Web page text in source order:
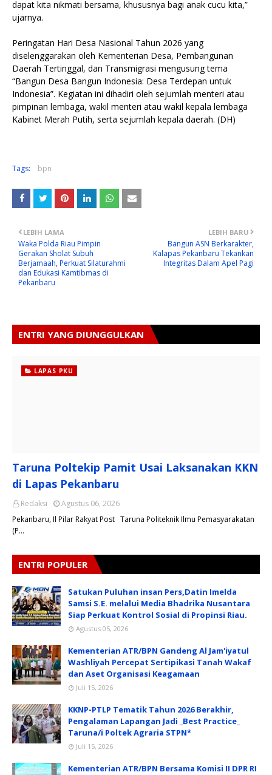
dapat kita nikmati bersama, khususnya bagi anak cucu kita,”
ujarnya.
Peringatan Hari Desa Nasional Tahun 2026 yang
diselenggarakan oleh Kementerian Desa, Pembangunan
Daerah Tertinggal, dan Transmigrasi mengusung tema
“Bangun Desa Bangun Indonesia: Desa Terdepan untuk
Indonesia”. Kegiatan ini dihadiri oleh sejumlah menteri atau
pimpinan lembaga, wakil menteri atau wakil kepala lembaga
Kabinet Merah Putih, serta sejumlah kepala daerah. (DH)
Tags: bpn
LEBIH BARU
Bangun ASN Berkarakter,
Kalapas Pekanbaru Tekankan
Integritas Dalam Apel Pagi
LEBIH LAMA
Waka Polda Riau Pimpin
Gerakan Sholat Subuh
Berjamaah, Perkuat Silaturahmi
dan Edukasi Kamtibmas di
Pekanbaru
ENTRI YANG DIUNGGULKAN
LAPAS PKU
Taruna Poltekip Pamit Usai Laksanakan KKN
di Lapas Pekanbaru
Redaksi
Agustus 06, 2026
Pekanbaru, Il Pilar Rakyat Post Taruna Politeknik Ilmu Pemasyarakatan
(P…
ENTRI POPULER
Satukan Puluhan insan Pers,Datin Imelda
Samsi S.E. melalui Media Bhadrika Nusantara
Siap Perkuat Kontrol Sosial di Propinsi Riau.
Agustus 05, 2026
Kementerian ATR/BPN Gandeng Al Jam'iyatul
Washliyah Percepat Sertipikasi Tanah Wakaf
dan Aset Organisasi Keagamaan
Juli 15, 2026
KKNP-PTLP Tematik Tahun 2026 Berakhir,
Pengalaman Lapangan Jadi _Best Practice_
Taruna/i Poltek Agraria STPN*
Juli 15, 2026
Kementerian ATR/BPN Bersama Komisi II DPR RI